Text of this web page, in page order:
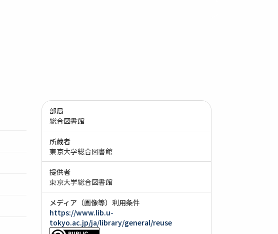
部局
総合図書館
所蔵者
東京大学総合図書館
提供者
東京大学総合図書館
メディア（画像等）利用条件
https://www.lib.u-
tokyo.ac.jp/ja/library/general/reuse